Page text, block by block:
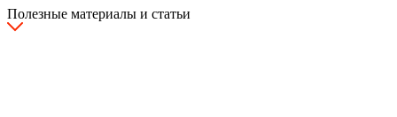
Полезные материалы и статьи